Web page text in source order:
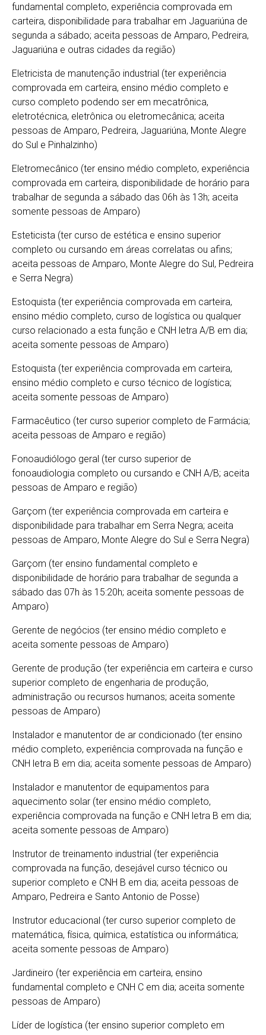
fundamental completo, experiência comprovada em
carteira, disponibilidade para trabalhar em Jaguariúna de
segunda a sábado; aceita pessoas de Amparo, Pedreira,
Jaguariúna e outras cidades da região)
Eletricista de manutenção industrial (ter experiência
comprovada em carteira, ensino médio completo e
curso completo podendo ser em mecatrônica,
eletrotécnica, eletrônica ou eletromecânica; aceita
pessoas de Amparo, Pedreira, Jaguariúna, Monte Alegre
do Sul e Pinhalzinho)
Eletromecânico (ter ensino médio completo, experiência
comprovada em carteira, disponibilidade de horário para
trabalhar de segunda a sábado das 06h às 13h; aceita
somente pessoas de Amparo)
Esteticista (ter curso de estética e ensino superior
completo ou cursando em áreas correlatas ou afins;
aceita pessoas de Amparo, Monte Alegre do Sul, Pedreira
e Serra Negra)
Estoquista (ter experiência comprovada em carteira,
ensino médio completo, curso de logística ou qualquer
curso relacionado a esta função e CNH letra A/B em dia;
aceita somente pessoas de Amparo)
Estoquista (ter experiência comprovada em carteira,
ensino médio completo e curso técnico de logística;
aceita somente pessoas de Amparo)
Farmacêutico (ter curso superior completo de Farmácia;
aceita pessoas de Amparo e região)
Fonoaudiólogo geral (ter curso superior de
fonoaudiologia completo ou cursando e CNH A/B; aceita
pessoas de Amparo e região)
Garçom (ter experiência comprovada em carteira e
disponibilidade para trabalhar em Serra Negra; aceita
pessoas de Amparo, Monte Alegre do Sul e Serra Negra)
Garçom (ter ensino fundamental completo e
disponibilidade de horário para trabalhar de segunda a
sábado das 07h às 15:20h; aceita somente pessoas de
Amparo)
Gerente de negócios (ter ensino médio completo e
aceita somente pessoas de Amparo)
Gerente de produção (ter experiência em carteira e curso
superior completo de engenharia de produção,
administração ou recursos humanos; aceita somente
pessoas de Amparo)
Instalador e manutentor de ar condicionado (ter ensino
médio completo, experiência comprovada na função e
CNH letra B em dia; aceita somente pessoas de Amparo)
Instalador e manutentor de equipamentos para
aquecimento solar (ter ensino médio completo,
experiência comprovada na função e CNH letra B em dia;
aceita somente pessoas de Amparo)
Instrutor de treinamento industrial (ter experiência
comprovada na função, desejável curso técnico ou
superior completo e CNH B em dia; aceita pessoas de
Amparo, Pedreira e Santo Antonio de Posse)
Instrutor educacional (ter curso superior completo de
matemática, física, química, estatística ou informática;
aceita somente pessoas de Amparo)
Jardineiro (ter experiência em carteira, ensino
fundamental completo e CNH C em dia; aceita somente
pessoas de Amparo)
Líder de logística (ter ensino superior completo em